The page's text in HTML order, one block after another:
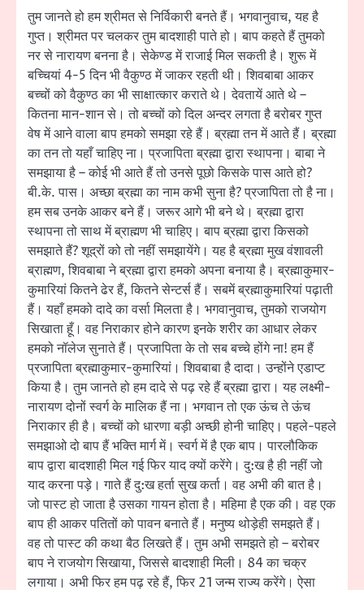
तुम जानते हो हम श्रीमत से निर्विकारी बनते हैं। भगवानुवाच, यह है
गुप्त। श्रीमत पर चलकर तुम बादशाही पाते हो। बाप कहते हैं तुमको
नर से नारायण बनना है। सेकेण्ड में राजाई मिल सकती है। शुरू में
बच्चियां 4-5 दिन भी वैकुण्ठ में जाकर रहती थी। शिवबाबा आकर
बच्चों को वैकुण्ठ का भी साक्षात्कार कराते थे। देवतायें आते थे –
कितना मान-शान से। तो बच्चों को दिल अन्दर लगता है बरोबर गुप्त
वेष में आने वाला बाप हमको समझा रहे हैं। ब्रह्मा तन में आते हैं। ब्रह्मा
का तन तो यहाँ चाहिए ना। प्रजापिता ब्रह्मा द्वारा स्थापना। बाबा ने
समझाया है – कोई भी आते हैं तो उनसे पूछो किसके पास आते हो?
बी.के. पास। अच्छा ब्रह्मा का नाम कभी सुना है? प्रजापिता तो है ना।
हम सब उनके आकर बने हैं। जरूर आगे भी बने थे। ब्रह्मा द्वारा
स्थापना तो साथ में ब्राह्मण भी चाहिए। बाप ब्रह्मा द्वारा किसको
समझाते हैं? शूद्रों को तो नहीं समझायेंगे। यह है ब्रह्मा मुख वंशावली
ब्राह्मण, शिवबाबा ने ब्रह्मा द्वारा हमको अपना बनाया है। ब्रह्माकुमार-
कुमारियां कितने ढेर हैं, कितने सेन्टर्स हैं। सबमें ब्रह्माकुमारियां पढ़ाती
हैं। यहाँ हमको दादे का वर्सा मिलता है। भगवानुवाच, तुमको राजयोग
सिखाता हूँ। वह निराकार होने कारण इनके शरीर का आधार लेकर
हमको नॉलेज सुनाते हैं। प्रजापिता के तो सब बच्चे होंगे ना! हम हैं
प्रजापिता ब्रह्माकुमार-कुमारियां। शिवबाबा है दादा। उन्होंने एडाप्ट
किया है। तुम जानते हो हम दादे से पढ़ रहे हैं ब्रह्मा द्वारा। यह लक्ष्मी-
नारायण दोनों स्वर्ग के मालिक हैं ना। भगवान तो एक ऊंच ते ऊंच
निराकार ही है। बच्चों को धारणा बड़ी अच्छी होनी चाहिए। पहले-पहले
समझाओ दो बाप हैं भक्ति मार्ग में। स्वर्ग में है एक बाप। पारलौकिक
बाप द्वारा बादशाही मिल गई फिर याद क्यों करेंगे। दु:ख है ही नहीं जो
याद करना पड़े। गाते हैं दु:ख हर्ता सुख कर्ता। वह अभी की बात है।
जो पास्ट हो जाता है उसका गायन होता है। महिमा है एक की। वह एक
बाप ही आकर पतितों को पावन बनाते हैं। मनुष्य थोड़ेही समझते हैं।
वह तो पास्ट की कथा बैठ लिखते हैं। तुम अभी समझते हो – बरोबर
बाप ने राजयोग सिखाया, जिससे बादशाही मिली। 84 का चक्र
लगाया। अभी फिर हम पढ़ रहे हैं, फिर 21 जन्म राज्य करेंगे। ऐसा